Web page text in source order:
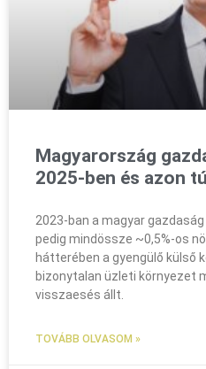
Magyarország
2025-ben és azon
2023-ban a magyar
pedig mindössze ~0,5%-os
hátterében a gyengülő külső
bizonytalan üzleti környezet
visszaesés állt.
TOVÁBB OLVASOM »